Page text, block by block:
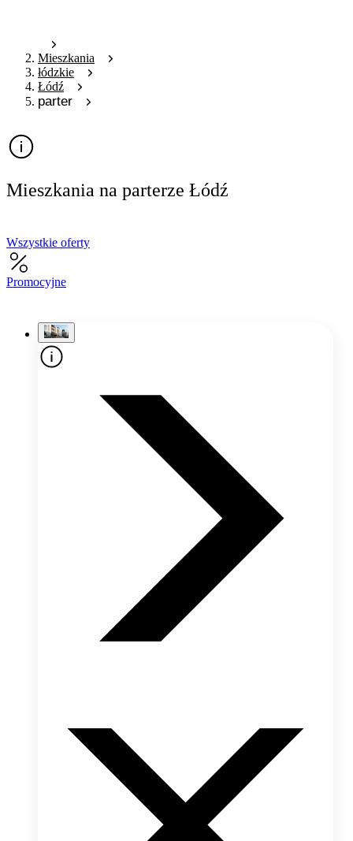
Mieszkania
łódzkie
Łódź
parter
Mieszkania na parterze Łódź
Wszystkie oferty
Promocyjne